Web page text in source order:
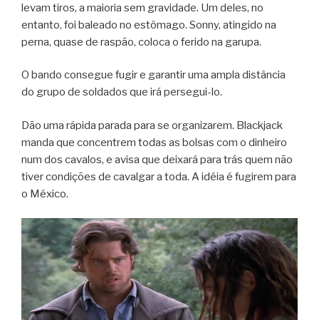
levam tiros, a maioria sem gravidade. Um deles, no
entanto, foi baleado no estômago. Sonny, atingido na
perna, quase de raspão, coloca o ferido na garupa.
O bando consegue fugir e garantir uma ampla distância
do grupo de soldados que irá persegui-lo.
Dão uma rápida parada para se organizarem. Blackjack
manda que concentrem todas as bolsas com o dinheiro
num dos cavalos, e avisa que deixará para trás quem não
tiver condições de cavalgar a toda. A idéia é fugirem para
o México.